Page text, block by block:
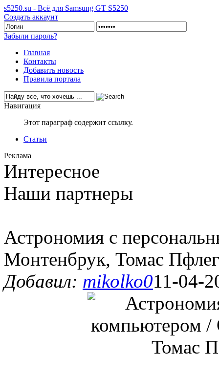
s5250.su - Всё для Samsung GT S5250
Создать аккаунт
Забыли пароль?
Главная
Контакты
Добавить новость
Правила портала
Навигация
Этот параграф содержит ссылку.
Статьи
Реклама
Интересное
Наши партнеры
Астрономия с
Монтенбрук, Томас
Добавил: mikolko011-04-